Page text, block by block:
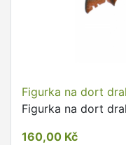
Figurka na dort
Figurka na dort
160,00 Kč